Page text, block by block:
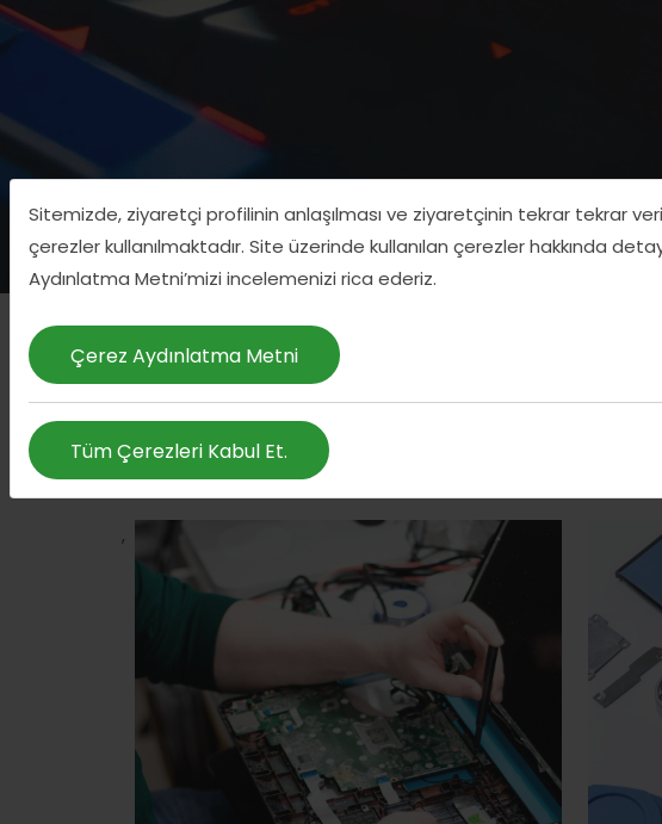
Sitemizde, ziyaretçi profilinin anlaşılması ve ziyaretçinin tekrar tekrar
çerezler kullanılmaktadır. Site üzerinde kullanılan çerezler hakkında
Aydınlatma Metni’mizi incelemenizi rica ederiz.
Çerez Aydınlatma Metni
Tüm Çerezleri Kabul Et.
,